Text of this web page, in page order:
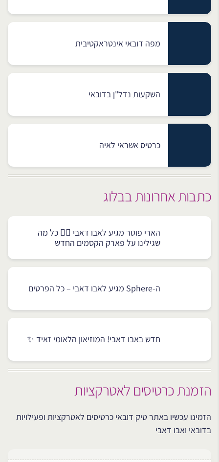
מפה דובאי אינטראקטיבית
השקעות נדל"ן בדובאי
כרטיס אשראי לאיה
כתבות אחרונות בבלוג
הארי פוטר מגיע לאבו דאבי 🧙‍♂️ כל מה
שגילינו על פארק הקסמים החדש
ה-Sphere מגיע לאבו דאבי – כל הפרטים
חדש באבו דאבי! המוזיאון הלאומי זאיד ✨
הזמנת כרטיסים לאטרקציות
הזמינו עכשיו באתר טיק דובאי כרטיסים לאטרקציות ופעילויות
בדובאי ואבו דאבי